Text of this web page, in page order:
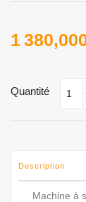
1
Quantité
Description
Machine à